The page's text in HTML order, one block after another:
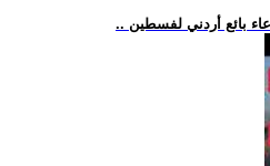
بائع أردني لفسطين